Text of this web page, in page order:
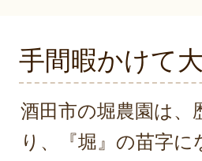
手間暇かけて
酒田市の堀農園は、
り、『堀』の苗字